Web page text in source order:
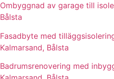
Ombyggnad av garage till
Bålsta
Fasadbyte med
Kalmarsand, Bålsta
Badrumsrenovering med